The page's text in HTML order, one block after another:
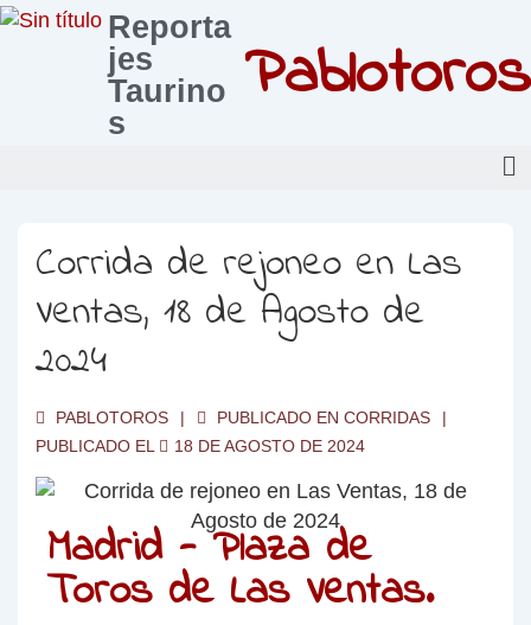
Reporta
jes
Taurino
s
Pablotoros
Corrida de rejoneo en Las
Ventas, 18 de Agosto de
2024
PABLOTOROS PUBLICADO EN CORRIDAS
PUBLICADO EL
18 DE AGOSTO DE 2024
Madrid - Plaza de
Toros de Las Ventas.